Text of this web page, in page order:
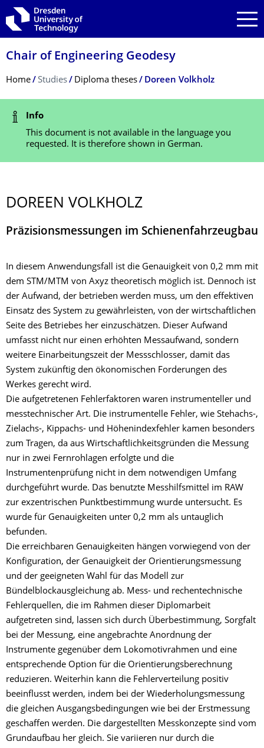
Skip to main navigation
Skip to search
Skip to content
Chair of Engineering Geodesy
Breadcrumb Menu
Home Studies Diploma theses Doreen Volkholz
Status Message
Info
This document is not available in the language you
requested. It is therefore shown in German.
DOREEN VOLKHOLZ
Präzisionsmessungen im Schienenfahrzeugbau
In diesem Anwendungsfall ist die Genauigkeit von 0,2 mm mit
dem STM/MTM von Axyz theoretisch möglich ist. Dennoch ist
der Aufwand, der betrieben werden muss, um den effektiven
Einsatz des System zu gewährleisten, von der wirtschaftlichen
Seite des Betriebes her einzuschätzen. Dieser Aufwand
umfasst nicht nur einen erhöhten Messaufwand, sondern
weitere Einarbeitungszeit der Messschlosser, damit das
System zukünftig den ökonomischen Forderungen des
Werkes gerecht wird.
Die aufgetretenen Fehlerfaktoren waren instrumenteller und
messtechnischer Art. Die instrumentelle Fehler, wie Stehachs-,
Zielachs-, Kippachs- und Höhenindexfehler kamen besonders
zum Tragen, da aus Wirtschaftlichkeitsgründen die Messung
nur in zwei Fernrohlagen erfolgte und die
Instrumentenprüfung nicht in dem notwendigen Umfang
durchgeführt wurde. Das benutzte Messhilfsmittel im RAW
zur exzentrischen Punktbestimmung wurde untersucht. Es
wurde für Genauigkeiten unter 0,2 mm als untauglich
befunden.
Die erreichbaren Genauigkeiten hängen vorwiegend von der
Konfiguration, der Genauigkeit der Orientierungsmessung
und der geeigneten Wahl für das Modell zur
Bündelblockausgleichung ab. Mess- und rechentechnische
Fehlerquellen, die im Rahmen dieser Diplomarbeit
aufgetreten sind, lassen sich durch Überbestimmung, Sorgfalt
bei der Messung, eine angebrachte Anordnung der
Instrumente gegenüber dem Lokomotivrahmen und eine
entsprechende Option für die Orientierungsberechnung
reduzieren. Weiterhin kann die Fehlerverteilung positiv
beeinflusst werden, indem bei der Wiederholungsmessung
die gleichen Ausgangsbedingungen wie bei der Erstmessung
geschaffen werden. Die dargestellten Messkonzepte sind vom
Grundaufbau her gleich. Sie variieren nur durch die